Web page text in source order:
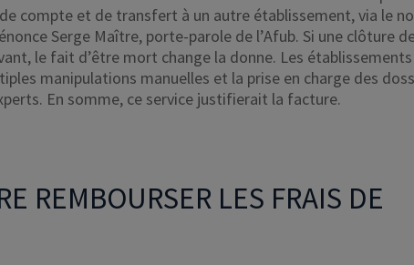
compte et de transfert à un autre établissement, via le
Serge Maître, porte-parole de l’Afub. Si une clôture
le fait d’être mort change la donne. Les
manipulations manuelles et la prise en charge des
En somme, ce service justifierait la facture.
REMBOURSER LES FRAIS DE